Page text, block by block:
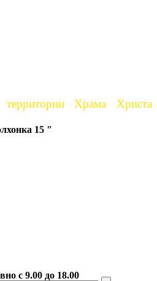
Храма Христа
15 "
с 9.00 до 18.00